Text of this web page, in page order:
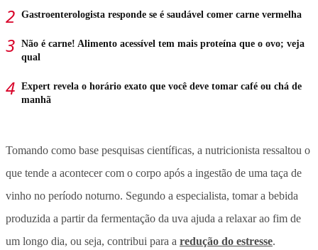
Gastroenterologista responde se é saudável comer carne vermelha
Não é carne! Alimento acessível tem mais proteína que o ovo; veja
qual
Expert revela o horário exato que você deve tomar café ou chá de
manhã
Tomando como base pesquisas científicas, a nutricionista ressaltou o
que tende a acontecer com o corpo após a ingestão de uma taça de
vinho no período noturno. Segundo a especialista, tomar a bebida
produzida a partir da fermentação da uva ajuda a relaxar ao fim de
um longo dia, ou seja, contribui para a redução do estresse.